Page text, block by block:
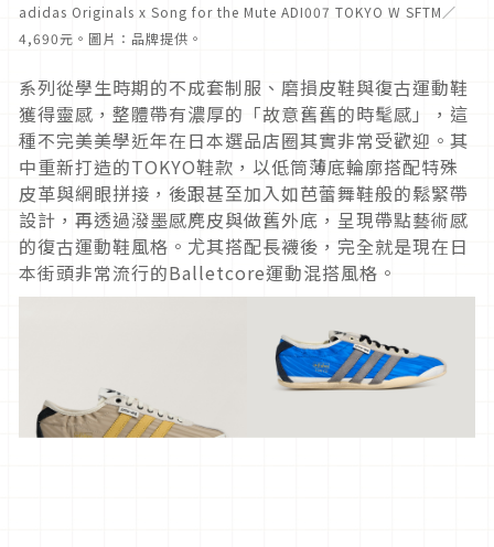
adidas Originals x Song for the Mute ADI007 TOKYO W SFTM／
4,690元。圖片：品牌提供。
系列從學生時期的不成套制服、磨損皮鞋與復古運動鞋
獲得靈感，整體帶有濃厚的「故意舊舊的時髦感」，這
種不完美美學近年在日本選品店圈其實非常受歡迎。其
中重新打造的TOKYO鞋款，以低筒薄底輪廓搭配特殊
皮革與網眼拼接，後跟甚至加入如芭蕾舞鞋般的鬆緊帶
設計，再透過潑墨感麂皮與做舊外底，呈現帶點藝術感
的復古運動鞋風格。尤其搭配長襪後，完全就是現在日
本街頭非常流行的Balletcore運動混搭風格。